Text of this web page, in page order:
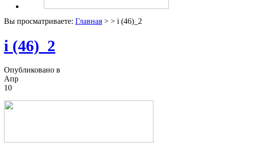
Вы просматриваете: Главная > > i (46)_2
i (46)_2
Опубликовано в
Апр
10